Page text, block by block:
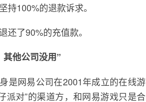
持100%的退款诉求。
还了90%的充值款。
他公司没用”
是网易公司在2001年成立的在线游
派对”的渠道方，和网易游戏只是合